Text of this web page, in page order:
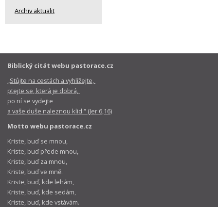
Archiv aktualit
Biblický citát webu pastorace.cz
„Stůjte na cestách a vyhlížejte,
ptejte se, která je dobrá,
po ní se vydejte
a vaše duše naleznou klid.“ (Jer 6,16)
Motto webu pastorace.cz
Kriste, buď se mnou,
Kriste, buď přede mnou,
Kriste, buď za mnou,
Kriste, buď ve mně.
Kriste, buď, kde lehám,
Kriste, buď, kde sedám,
Kriste, buď, kde vstávám.